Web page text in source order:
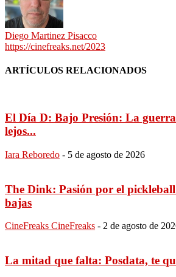
Diego Martinez Pisacco
https://cinefreaks.net/2023
ARTÍCULOS RELACIONADOS
El Día D: Bajo Presión: La guerra
lejos...
Iara Reboredo - 5 de agosto de 2026
The Dink: Pasión por el
bajas
CineFreaks CineFreaks - 2 de agosto de
La mitad que falta: Posdata, te